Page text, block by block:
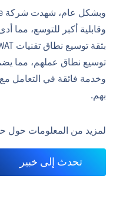
وقابلية أكبر للتوسع، مما
بثقة توسيع نطاق تقنيات OPSWAT
توسيع نطاق عملهم، مما
وخدمة فائقة في التعامل
بهم.
لمزيد من المعلومات حول
تحدث إلى خبير